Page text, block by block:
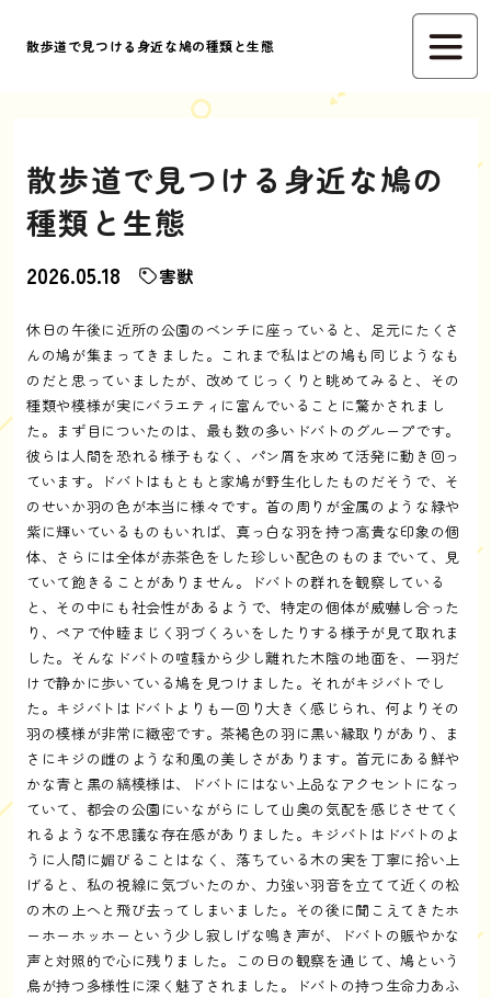
散歩道で見つける身近な鳩の種類と生態
散歩道で見つける身近な鳩の
種類と生態
2026.05.18 害獣
休日の午後に近所の公園のベンチに座っていると、足元にたくさ
んの鳩が集まってきました。これまで私はどの鳩も同じようなも
のだと思っていましたが、改めてじっくりと眺めてみると、その
種類や模様が実にバラエティに富んでいることに驚かされまし
た。まず目についたのは、最も数の多いドバトのグループです。
彼らは人間を恐れる様子もなく、パン屑を求めて活発に動き回っ
ています。ドバトはもともと家鳩が野生化したものだそうで、そ
のせいか羽の色が本当に様々です。首の周りが金属のような緑や
紫に輝いているものもいれば、真っ白な羽を持つ高貴な印象の個
体、さらには全体が赤茶色をした珍しい配色のものまでいて、見
ていて飽きることがありません。ドバトの群れを観察している
と、その中にも社会性があるようで、特定の個体が威嚇し合った
り、ペアで仲睦まじく羽づくろいをしたりする様子が見て取れま
した。そんなドバトの喧騒から少し離れた木陰の地面を、一羽だ
けで静かに歩いている鳩を見つけました。それがキジバトでし
た。キジバトはドバトよりも一回り大きく感じられ、何よりその
羽の模様が非常に緻密です。茶褐色の羽に黒い縁取りがあり、ま
さにキジの雌のような和風の美しさがあります。首元にある鮮や
かな青と黒の縞模様は、ドバトにはない上品なアクセントになっ
ていて、都会の公園にいながらにして山奥の気配を感じさせてく
れるような不思議な存在感がありました。キジバトはドバトのよ
うに人間に媚びることはなく、落ちている木の実を丁寧に拾い上
げると、私の視線に気づいたのか、力強い羽音を立てて近くの松
の木の上へと飛び去ってしまいました。その後に聞こえてきたホ
ーホーホッホーという少し寂しげな鳴き声が、ドバトの賑やかな
声と対照的で心に残りました。この日の観察を通じて、鳩という
鳥が持つ多様性に深く魅了されました。ドバトの持つ生命力あふ